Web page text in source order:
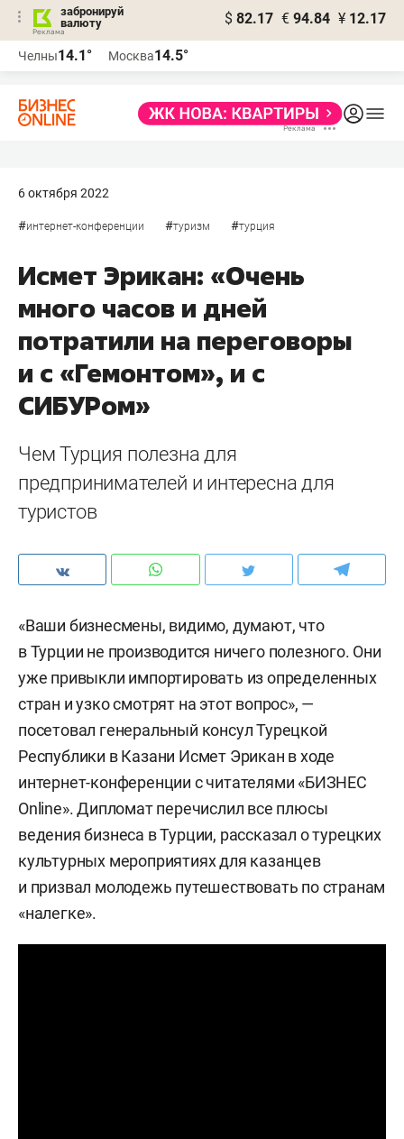
забронируй
валюту
$ 82.17 € 94.84 ¥ 12.17
Челны14.1° Москва14.5°
6 октября 2022
#интернет-конференции #туризм #турция
Исмет Эрикан: «Очень
много часов и дней
потратили на переговоры
и с «Гемонтом», и с
СИБУРом»
Чем Турция полезна для
предпринимателей и интересна для
туристов
«Ваши бизнесмены, видимо, думают, что
в Турции не производится ничего полезного. Они
уже привыкли импортировать из определенных
стран и узко смотрят на этот вопрос», —
посетовал генеральный консул Турецкой
Республики в Казани Исмет Эрикан в ходе
интернет-конференции с читателями «БИЗНЕС
Online». Дипломат перечислил все плюсы
ведения бизнеса в Турции, рассказал о турецких
культурных мероприятиях для казанцев
и призвал молодежь путешествовать по странам
«налегке».